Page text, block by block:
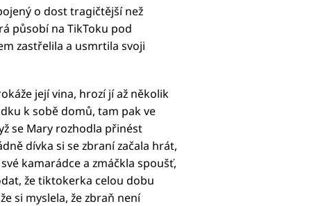
o dost tragičtější než
působí na TikToku pod
zastřelila a usmrtila svoji
její vina, hrozí jí až několik
k sobě domů, tam pak ve
se Mary rozhodla přinést
dívka si se zbraní začala hrát,
kamarádce a zmáčkla spoušť,
že tiktokerka celou dobu
si myslela, že zbraň není